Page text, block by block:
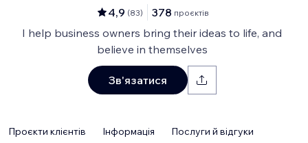
4,9 (83) 378 проєктів
I help business owners bring their ideas to life, and
believe in themselves
Зв'язатися
Проєкти клієнтів Інформація Послуги й відгуки